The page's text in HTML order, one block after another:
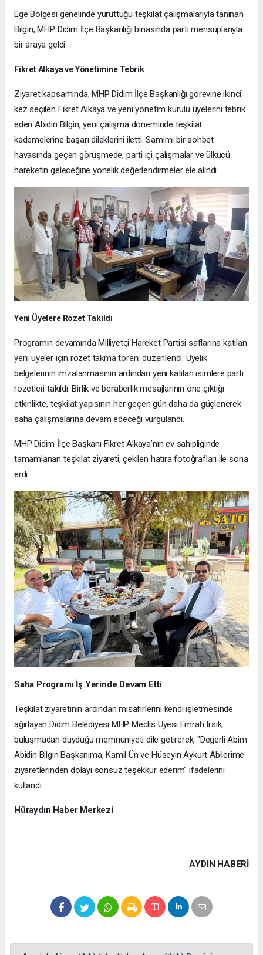
Ege Bölgesi genelinde yürüttüğü teşkilat çalışmalarıyla tanınan
Bilgin, MHP Didim İlçe Başkanlığı binasında parti mensuplarıyla
bir araya geldi.
Fikret Alkaya ve Yönetimine Tebrik
Ziyaret kapsamında, MHP Didim İlçe Başkanlığı görevine ikinci
kez seçilen Fikret Alkaya ve yeni yönetim kurulu üyelerini tebrik
eden Abidin Bilgin, yeni çalışma döneminde teşkilat
kademelerine başarı dileklerini iletti. Samimi bir sohbet
havasında geçen görüşmede, parti içi çalışmalar ve ülkücü
hareketin geleceğine yönelik değerlendirmeler ele alındı.
Yeni Üyelere Rozet Takıldı
Programın devamında Milliyetçi Hareket Partisi saflarına katılan
yeni üyeler için rozet takma töreni düzenlendi. Üyelik
belgelerinin imzalanmasının ardından yeni katılan isimlere parti
rozetleri takıldı. Birlik ve beraberlik mesajlarının öne çıktığı
etkinlikte, teşkilat yapısının her geçen gün daha da güçlenerek
saha çalışmalarına devam edeceği vurgulandı.
MHP Didim İlçe Başkanı Fikret Alkaya’nın ev sahipliğinde
tamamlanan teşkilat ziyareti, çekilen hatıra fotoğrafları ile sona
erdi.
Saha Programı İş Yerinde Devam Etti
Teşkilat ziyaretinin ardından misafirlerini kendi işletmesinde
ağırlayan Didim Belediyesi MHP Meclis Üyesi Emrah Irsık,
buluşmadan duyduğu memnuniyeti dile getirerek, "Değerli Abim
Abidin Bilgin Başkanıma, Kamil Ün ve Hüseyin Aykurt Abilerime
ziyaretlerinden dolayı sonsuz teşekkür ederim" ifadelerini
kullandı.
Hüraydın Haber Merkezi
AYDIN HABERİ